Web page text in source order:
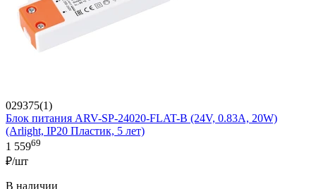
029375(1)
Блок питания ARV-SP-24020-FLAT-B (24V, 0.83A, 20W)
(Arlight, IP20 Пластик, 5 лет)
1 55969
₽/шт
В наличии